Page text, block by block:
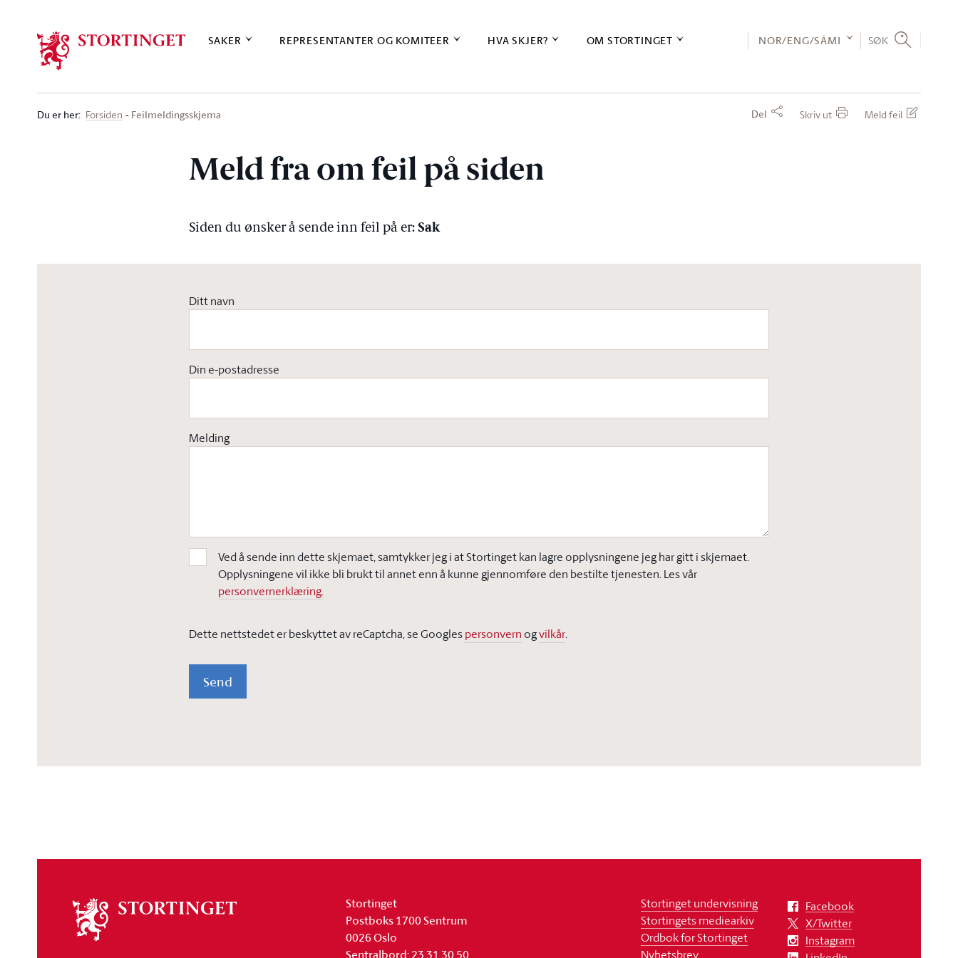
SAKER REPRESENTANTER OG KOMITEER HVA SKJER? OM STORTINGET NOR/ENG/SÁMI SØK
Du er her: Forsiden Feilmeldingsskjema Del Skriv ut Meld feil
Meld fra om feil på siden
Siden du ønsker å sende inn feil på er: Sak
Ditt navn
Din e-postadresse
Melding
Ved å sende inn dette skjemaet, samtykker jeg i at Stortinget kan lagre opplysningene jeg har gitt i skjemaet.
Opplysningene vil ikke bli brukt til annet enn å kunne gjennomføre den bestilte tjenesten. Les vår
personvernerklæring.
Dette nettstedet er beskyttet av reCaptcha, se Googlespersonvern ogvilkår.
Send
stortinget
Stortinget
Postboks 1700 Sentrum
0026 Oslo
Sentralbord: 23 31 30 50
Stortinget undervisning
Stortingets mediearkiv
Ordbok for Stortinget
Nyhetsbrev
Facebook
X/Twitter
Instagram